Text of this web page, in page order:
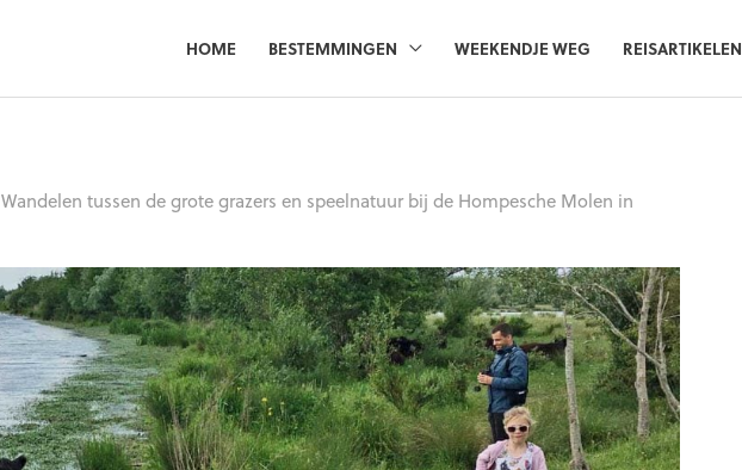
HOME BESTEMMINGEN WEEKENDJE WEG REISARTIKELEN
Wandelen tussen de grote grazers en speelnatuur bij de Hompesche Molen in